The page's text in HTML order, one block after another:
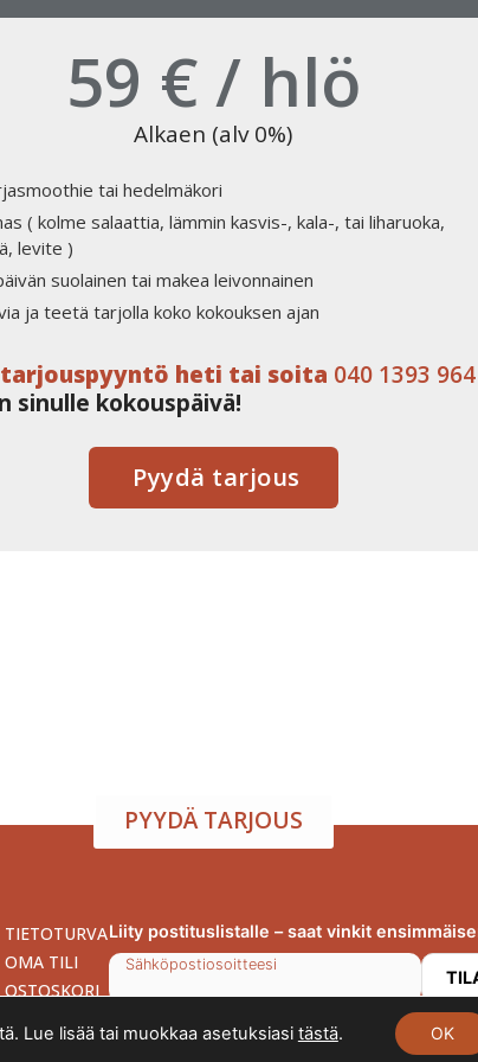
59 € / hlö
Alkaen (alv 0%)
tai hedelmäkori
( kolme salaattia, lämmin kasvis-, kala-, tai liharuoka,
levite )
suolainen tai makea leivonnainen
ja teetä tarjolla koko kokouksen ajan
heti tai soita 040 1393 964
sinulle kokouspäivä!
Pyydä tarjous
PYYDÄ TARJOUS
TIETOTURVA
OMA TILI
OSTOSKORI
Liity postituslistalle – saat vinkit
Sähköpostiosoitteesi
Lue lisää tai muokkaa asetuksiasi tästä. OK